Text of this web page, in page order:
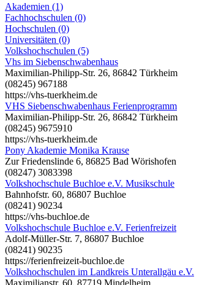
Akademien (1)
Fachhochschulen (0)
Hochschulen (0)
Universitäten (0)
Volkshochschulen (5)
Vhs im Siebenschwabenhaus
Maximilian-Philipp-Str. 26, 86842 Türkheim
(08245) 967188
https://vhs-tuerkheim.de
VHS Siebenschwabenhaus Ferienprogramm
Maximilian-Philipp-Str. 26, 86842 Türkheim
(08245) 9675910
https://vhs-tuerkheim.de
Pony Akademie Monika Krause
Zur Friedenslinde 6, 86825 Bad Wörishofen
(08247) 3083398
Volkshochschule Buchloe e.V. Musikschule
Bahnhofstr. 60, 86807 Buchloe
(08241) 90234
https://vhs-buchloe.de
Volkshochschule Buchloe e.V. Ferienfreizeit
Adolf-Müller-Str. 7, 86807 Buchloe
(08241) 90235
https://ferienfreizeit-buchloe.de
Volkshochschulen im Landkreis Unterallgäu e.V.
Maximilianstr. 60, 87719 Mindelheim